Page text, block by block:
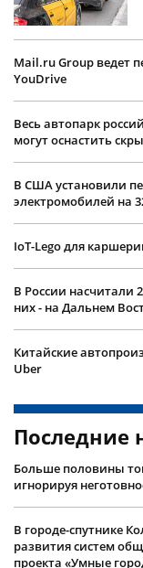
Mail.ru Group ведет
YouDrive
Весь автопарк
могут оснастить
В США установили
электромобилей на
IoT-Lego для
В России насчитали
них - на Дальнем
Китайские
Uber
Последние
Больше половины
игнорируя
В городе-спутнике
развития систем
проекта «Умные